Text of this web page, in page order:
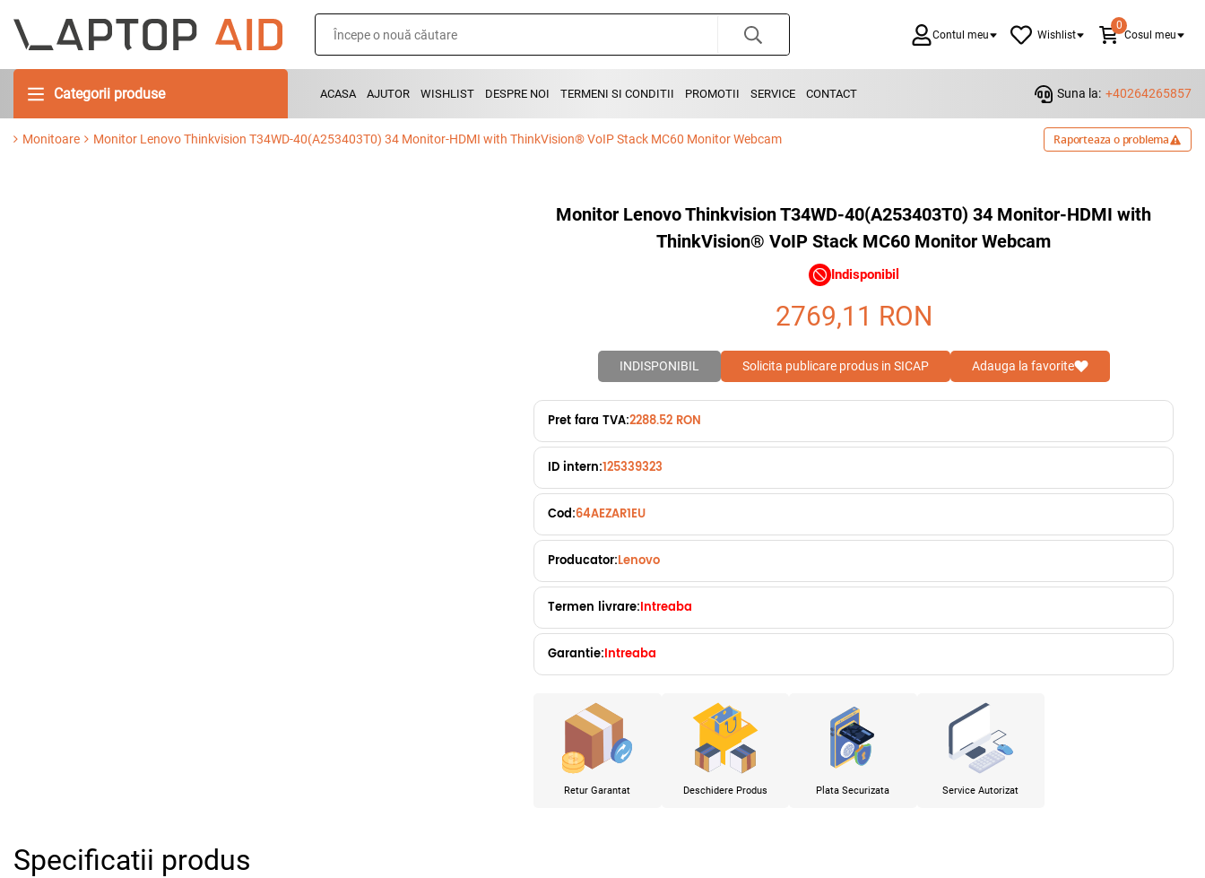
Contul meu Wishlist
0
Cosul meu
Categorii produse ACASA AJUTOR WISHLIST DESPRE NOI TERMENI SI CONDITII PROMOTII SERVICE CONTACT Suna la: +40264265857
Monitoare Monitor Lenovo Thinkvision T34WD-40(A253403T0) 34 Monitor-HDMI with ThinkVision® VoIP Stack MC60 Monitor Webcam Raporteaza o problema
Monitor Lenovo Thinkvision T34WD-40(A253403T0) 34 Monitor-HDMI with
ThinkVision® VoIP Stack MC60 Monitor Webcam
Indisponibil
2769,11 RON
INDISPONIBIL Solicita publicare produs in SICAP Adauga la favorite
Pret fara TVA:2288.52 RON
ID intern:125339323
Cod:64AEZAR1EU
Producator:Lenovo
Termen livrare:Intreaba
Garantie:Intreaba
Retur Garantat Deschidere Produs Plata Securizata Service Autorizat
Specificatii produs